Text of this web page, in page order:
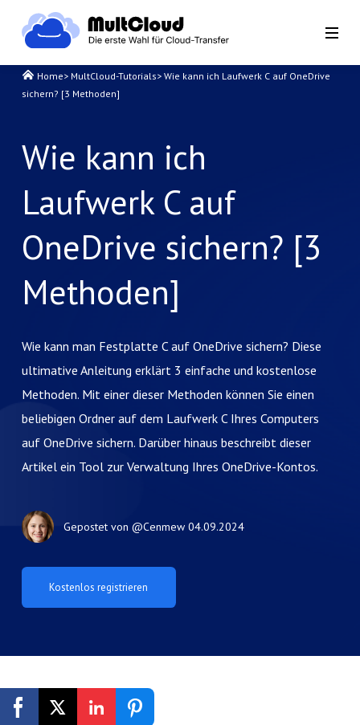
Home> MultCloud-Tutorials> Wie kann ich Laufwerk C auf OneDrive
sichern? [3 Methoden]
Wie kann ich
Laufwerk C auf
OneDrive sichern? [3
Methoden]
Wie kann man Festplatte C auf OneDrive sichern? Diese
ultimative Anleitung erklärt 3 einfache und kostenlose
Methoden. Mit einer dieser Methoden können Sie einen
beliebigen Ordner auf dem Laufwerk C Ihres Computers
auf OneDrive sichern. Darüber hinaus beschreibt dieser
Artikel ein Tool zur Verwaltung Ihres OneDrive-Kontos.
Gepostet von @Cenmew 04.09.2024